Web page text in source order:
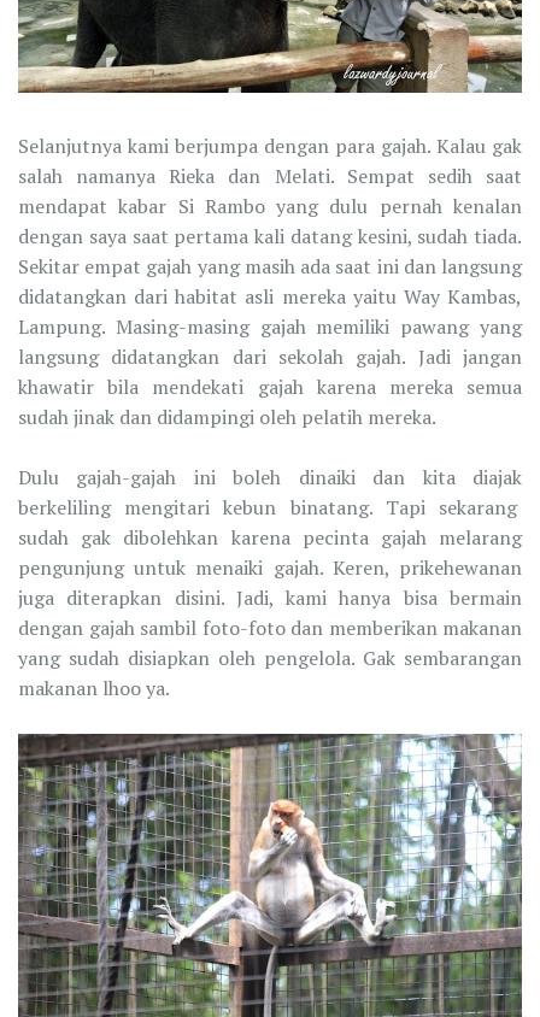
Selanjutnya kami berjumpa dengan para gajah. Kalau gak
salah namanya Rieka dan Melati. Sempat sedih saat
mendapat kabar Si Rambo yang dulu pernah kenalan
dengan saya saat pertama kali datang kesini, sudah tiada.
Sekitar empat gajah yang masih ada saat ini dan langsung
didatangkan dari habitat asli mereka yaitu Way Kambas,
Lampung. Masing-masing gajah memiliki pawang yang
langsung didatangkan dari sekolah gajah. Jadi jangan
khawatir bila mendekati gajah karena mereka semua
sudah jinak dan didampingi oleh pelatih mereka.
Dulu gajah-gajah ini boleh dinaiki dan kita diajak
berkeliling mengitari kebun binatang. Tapi sekarang
sudah gak dibolehkan karena pecinta gajah melarang
pengunjung untuk menaiki gajah. Keren, prikehewanan
juga diterapkan disini. Jadi, kami hanya bisa bermain
dengan gajah sambil foto-foto dan memberikan makanan
yang sudah disiapkan oleh pengelola. Gak sembarangan
makanan lhoo ya.